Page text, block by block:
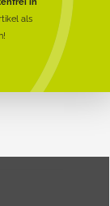
als